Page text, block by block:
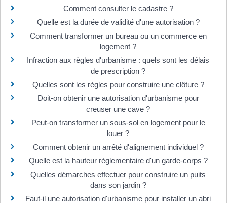
Comment consulter le cadastre ?
Quelle est la durée de validité d'une autorisation ?
Comment transformer un bureau ou un commerce en
logement ?
Infraction aux règles d'urbanisme : quels sont les délais
de prescription ?
Quelles sont les règles pour construire une clôture ?
Doit-on obtenir une autorisation d'urbanisme pour
creuser une cave ?
Peut-on transformer un sous-sol en logement pour le
louer ?
Comment obtenir un arrêté d'alignement individuel ?
Quelle est la hauteur réglementaire d'un garde-corps ?
Quelles démarches effectuer pour construire un puits
dans son jardin ?
Faut-il une autorisation d'urbanisme pour installer un abri